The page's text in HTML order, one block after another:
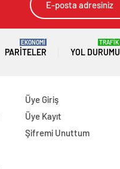
PARITELER
EKONOMİ
YOL DURUMU
TRAFİK
Üye Giriş
Üye Kayıt
Şifremi Unuttum